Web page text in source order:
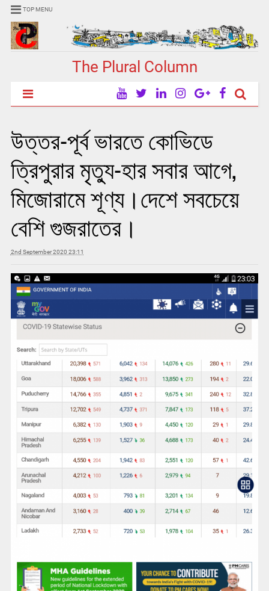
TOP MENU
The Plural Column
উত্তর-পূর্ব ভারতে কোভিডে
ত্রিপুরার মৃত্যু-হার সবার আগে,
মিজোরামে শূণ্য।দেশে সবচেয়ে
বেশি গুজরাতের।
2nd September 2020 23:11